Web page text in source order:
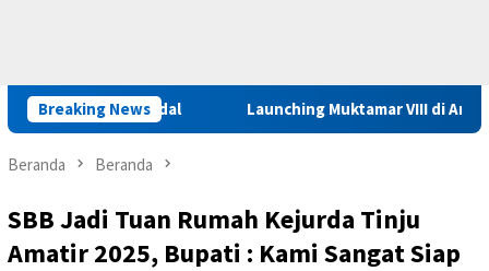
Breaking News
Amdal Launching Muktamar VIII di Ambon, ICMI
Beranda Beranda
SBB Jadi Tuan Rumah Kejurda Tinju
Amatir 2025, Bupati : Kami Sangat Siap